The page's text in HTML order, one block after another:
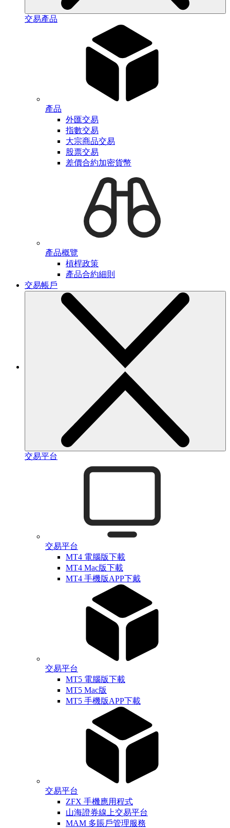
交易產品
產品
外匯交易
指數交易
大宗商品交易
股票交易
差價合約加密貨幣
產品概覽
槓桿政策
產品合約細則
交易帳戶
交易平台
交易平台
MT4 電腦版下載
MT4 Mac版下載
MT4 手機版APP下戴
交易平台
MT5 電腦版下載
MT5 Mac版
MT5 手機版APP下載
交易平台
ZFX 手機應用程式
山海證券線上交易平台
MAM 多賬戶管理服務